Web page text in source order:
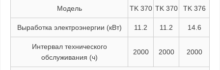
Модель TK 370 TK 370 TK 376
Выработка электроэнергии (кВт) 11.2 11.2 14.6
Интервал технического
обслуживания (ч)
2000 2000 2000